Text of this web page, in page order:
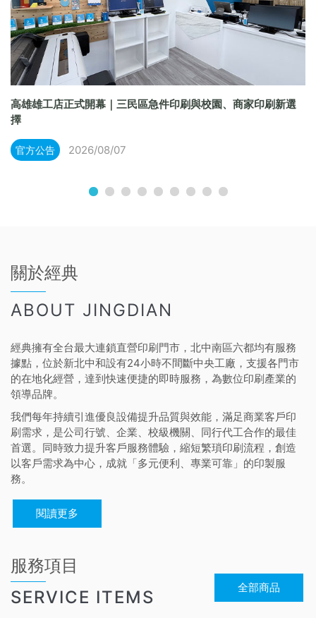
高雄雄工店正式開幕｜三民區急件印刷與校園、商家印刷新選
擇
官方公告 2026/08/07
關於經典
ABOUT JINGDIAN
經典擁有全台最大連鎖直營印刷門市，北中南區六都均有服務
據點，位於新北中和設有24小時不間斷中央工廠，支援各門市
的在地化經營，達到快速便捷的即時服務，為數位印刷產業的
領導品牌。
我們每年持續引進優良設備提升品質與效能，滿足商業客戶印
刷需求，是公司行號、企業、校級機關、同行代工合作的最佳
首選。同時致力提升客戶服務體驗，縮短繁瑣印刷流程，創造
以客戶需求為中心，成就「多元便利、專業可靠」的印製服
務。
閱讀更多
服務項目
SERVICE ITEMS
全部商品